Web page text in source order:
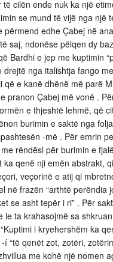
të cilën ende nuk ka një
se mund të vijë nga një
përmend edhe Çabej në
saj, ndonëse pëlqen dy
Bardhi e jep me kuptimin
drejtë nga italishtja fango
që e kanë dhënë më parë
pranon Çabej më vonë .
e thjeshtë lehmë, që
burimin e saktë nga
-më . Për emrin
rëndësi për burimin e
ka qenë nji emën abstrakt,
veçorinë e atij qi
në frazën “arthtë perëndia
se asht tepër i ri” . Për
le ta krahasojmë sa
i kryehershëm ka
í “të qenët zot, zotëri,
me kohë një nomen